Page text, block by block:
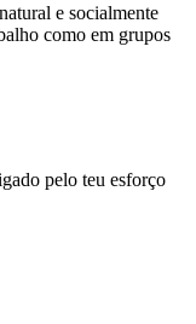
e socialmente
como em grupos
pelo teu esforço